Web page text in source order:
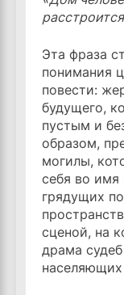
Эта фраза
понимания
повести:
будущего,
пустым и
образом,
могилы,
себя во имя
грядущих
сценой, на
драма
населяющих